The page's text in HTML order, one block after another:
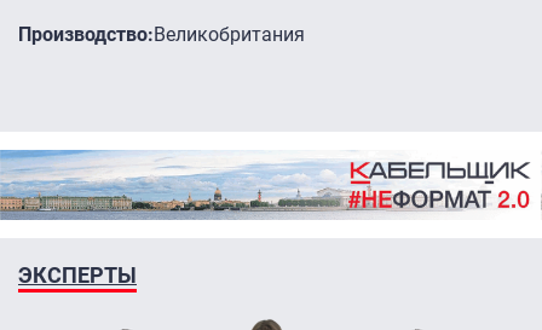
Производство:Великобритания
ЭКСПЕРТЫ